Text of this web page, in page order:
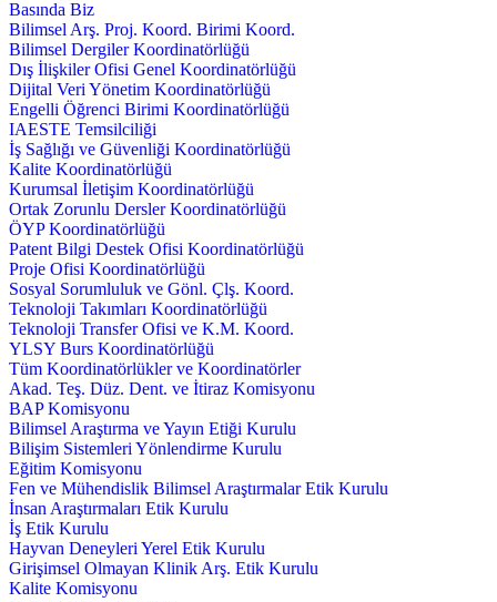
Basında Biz
Bilimsel Arş. Proj. Koord. Birimi Koord.
Bilimsel Dergiler Koordinatörlüğü
Dış İlişkiler Ofisi Genel Koordinatörlüğü
Dijital Veri Yönetim Koordinatörlüğü
Engelli Öğrenci Birimi Koordinatörlüğü
IAESTE Temsilciliği
İş Sağlığı ve Güvenliği Koordinatörlüğü
Kalite Koordinatörlüğü
Kurumsal İletişim Koordinatörlüğü
Ortak Zorunlu Dersler Koordinatörlüğü
ÖYP Koordinatörlüğü
Patent Bilgi Destek Ofisi Koordinatörlüğü
Proje Ofisi Koordinatörlüğü
Sosyal Sorumluluk ve Gönl. Çlş. Koord.
Teknoloji Takımları Koordinatörlüğü
Teknoloji Transfer Ofisi ve K.M. Koord.
YLSY Burs Koordinatörlüğü
Tüm Koordinatörlükler ve Koordinatörler
Akad. Teş. Düz. Dent. ve İtiraz Komisyonu
BAP Komisyonu
Bilimsel Araştırma ve Yayın Etiği Kurulu
Bilişim Sistemleri Yönlendirme Kurulu
Eğitim Komisyonu
Fen ve Mühendislik Bilimsel Araştırmalar Etik Kurulu
İnsan Araştırmaları Etik Kurulu
İş Etik Kurulu
Hayvan Deneyleri Yerel Etik Kurulu
Girişimsel Olmayan Klinik Arş. Etik Kurulu
Kalite Komisyonu